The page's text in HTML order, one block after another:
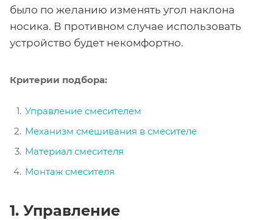
было по желанию изменять угол наклона
носика. В противном случае использовать
устройство будет некомфортно.
Критерии подбора:
Управление смесителем
Механизм смешивания в смесителе
Материал смесителя
Монтаж смесителя
1. Управление